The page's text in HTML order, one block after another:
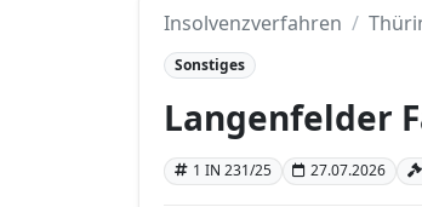
Insolvenzverfahren
Sonstiges
Langenfelder
1 IN 231/25 27.07.2026